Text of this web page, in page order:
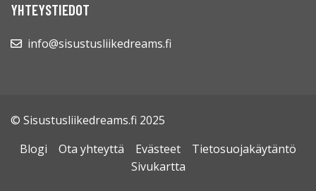
YHTEYSTIEDOT
info@sisustusliikedreams.fi
© Sisustusliikedreams.fi 2025
Blogi
Ota yhteyttä Evästeet
Tietosuojakäytäntö
Sivukartta